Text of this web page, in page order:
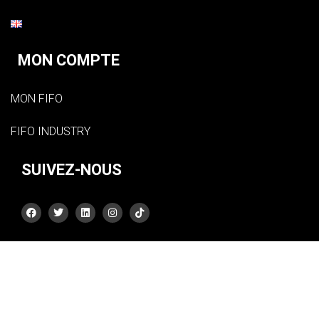
MON COMPTE
MON FIFO
FIFO INDUSTRY
SUIVEZ-NOUS